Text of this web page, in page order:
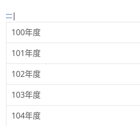
:::|
100年度
101年度
102年度
103年度
104年度